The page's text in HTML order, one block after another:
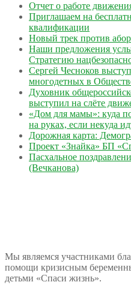
Отчет о работе
Приглашаем на
квалификации
Новый трек против
Наши предложения
Стратегию
Сергей Чесноков
многодетных в
Духовник
выступил на слёте
«Дом для мамы»: куда
на руках, если некуда
Дорожная карта:
Проект «Знайка» БП
Пасхальное
(Вечканова)
Мы являемся участниками
помощи кризисным
детьми «Спаси жизнь».